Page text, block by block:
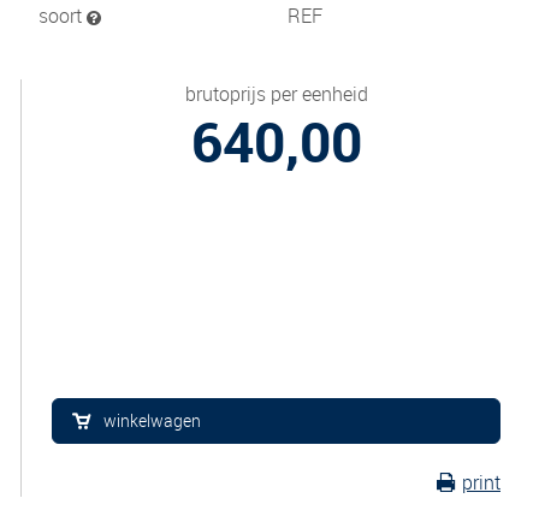
soort
REF
brutoprijs per eenheid
640,00
winkelwagen
print